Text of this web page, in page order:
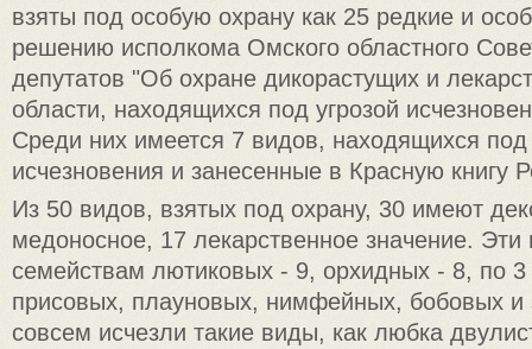
взяты под особую охрану как 25 редкие и
решению исполкома Омского областного
депутатов "Об охране дикорастущих и
области, находящихся под угрозой
Среди них имеется 7 видов, находящихся под
исчезновения и занесенные в Красную книгу
Из 50 видов, взятых под охрану, 30 имеют
медоносное, 17 лекарственное значение. Эти
семействам лютиковых - 9, орхидных - 8, по 3
присовых, плауновых, нимфейных, бобовых и
совсем исчезли такие виды, как любка